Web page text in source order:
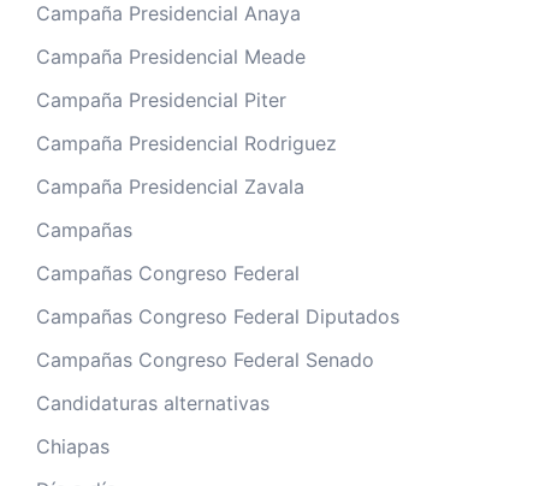
Campaña Presidencial Anaya
Campaña Presidencial Meade
Campaña Presidencial Piter
Campaña Presidencial Rodriguez
Campaña Presidencial Zavala
Campañas
Campañas Congreso Federal
Campañas Congreso Federal Diputados
Campañas Congreso Federal Senado
Candidaturas alternativas
Chiapas